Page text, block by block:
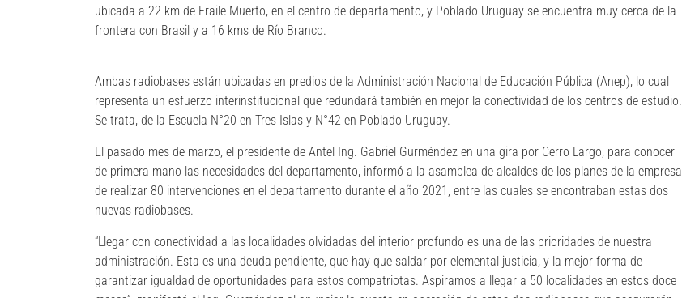
ubicada a 22 km de Fraile Muerto, en el centro de departamento, y Poblado Uruguay se encuentra muy cerca de la
frontera con Brasil y a 16 kms de Río Branco.
Ambas radiobases están ubicadas en predios de la Administración Nacional de Educación Pública (Anep), lo cual
representa un esfuerzo interinstitucional que redundará también en mejor la conectividad de los centros de estudio.
Se trata, de la Escuela N°20 en Tres Islas y N°42 en Poblado Uruguay.
El pasado mes de marzo, el presidente de Antel Ing. Gabriel Gurméndez en una gira por Cerro Largo, para conocer
de primera mano las necesidades del departamento, informó a la asamblea de alcaldes de los planes de la empresa
de realizar 80 intervenciones en el departamento durante el año 2021, entre las cuales se encontraban estas dos
nuevas radiobases.
“Llegar con conectividad a las localidades olvidadas del interior profundo es una de las prioridades de nuestra
administración. Esta es una deuda pendiente, que hay que saldar por elemental justicia, y la mejor forma de
garantizar igualdad de oportunidades para estos compatriotas. Aspiramos a llegar a 50 localidades en estos doce